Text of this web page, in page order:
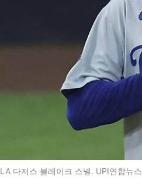
LA 다저스 블레이크 스넬. UPI연합뉴스